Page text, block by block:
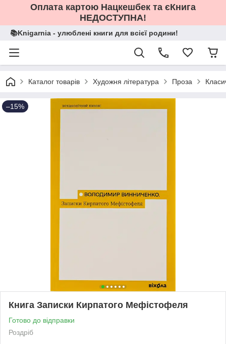
Оплата картою Нацкешбек та єКнига
НЕДОСТУПНА!
📚Knigarnia - улюблені книги для всієї родини!
Каталог товарів Художня література Проза
–15%
Книга Записки Кирпатого Мефістофеля
Готово до відправки
Роздріб